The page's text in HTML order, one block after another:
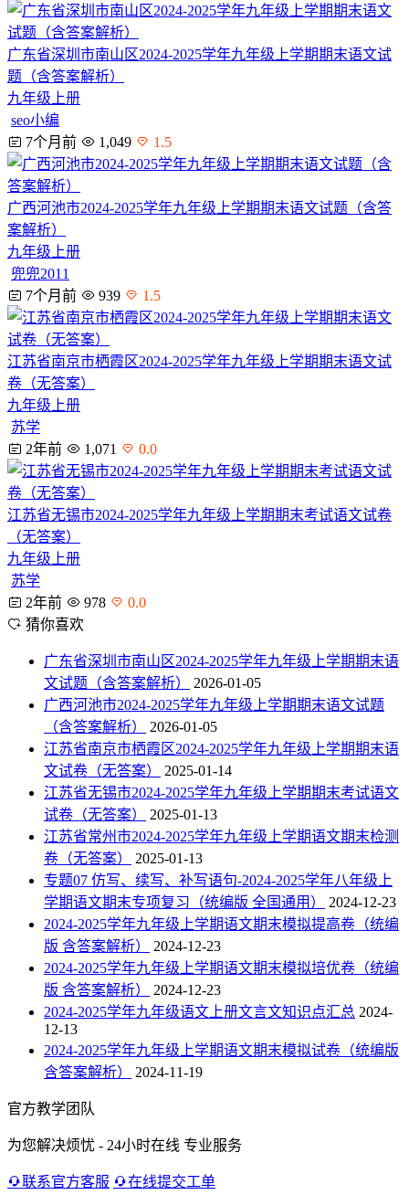
广东省深圳市南山区2024-2025学年九年级上学期期末语文试
题（含答案解析）
九年级上册
seo小编
7个月前
1,049 1.5
广西河池市2024-2025学年九年级上学期期末语文试题（含答
案解析）
九年级上册
兜兜2011
7个月前
939 1.5
江苏省南京市栖霞区2024-2025学年九年级上学期期末语文试
卷（无答案）
九年级上册
苏学
2年前
1,071 0.0
江苏省无锡市2024-2025学年九年级上学期期末考试语文试卷
（无答案）
九年级上册
苏学
2年前
978
0.0
猜你喜欢
广东省深圳市南山区2024-2025学年九年级上学期期末语
文试题（含答案解析）
2026-01-05
广西河池市2024-2025学年九年级上学期期末语文试题
（含答案解析）
2026-01-05
江苏省南京市栖霞区2024-2025学年九年级上学期期末语
文试卷（无答案）
2025-01-14
江苏省无锡市2024-2025学年九年级上学期期末考试语文
试卷（无答案）
2025-01-13
江苏省常州市2024-2025学年九年级上学期语文期末检测
卷（无答案）
2025-01-13
专题07 仿写、续写、补写语句-2024-2025学年八年级上
学期语文期末专项复习（统编版 全国通用）
2024-12-23
2024-2025学年九年级上学期语文期末模拟提高卷（统编
版 含答案解析）
2024-12-23
2024-2025学年九年级上学期语文期末模拟培优卷（统编
版 含答案解析）
2024-12-23
2024-2025学年九年级语文上册文言文知识点汇总 2024-
12-13
2024-2025学年九年级上学期语文期末模拟试卷（统编版
含答案解析）
2024-11-19
官方教学团队
为您解决烦忧 - 24小时在线 专业服务
联系官方客服
在线提交工单